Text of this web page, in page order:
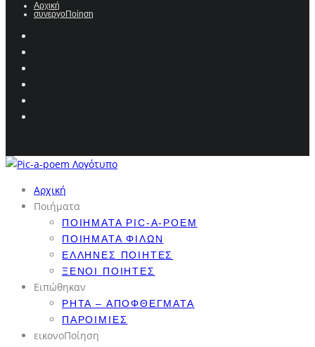
Αρχική
συνεργοΠοίηση
Αρχική
Ποιήματα
ΠΟΙΉΜΑΤΑ PIC-A-POEM
ΠΟΙΉΜΑΤΑ ΦΊΛΩΝ
ΈΛΛΗΝΕΣ ΠΟΙΗΤΈΣ
ΞΈΝΟΙ ΠΟΙΗΤΈΣ
Ειπώθηκαν
ΡΗΤΆ – ΑΠΟΦΘΈΓΜΑΤΑ
ΠΑΡΟΙΜΊΕΣ
εικονοΠοίηση